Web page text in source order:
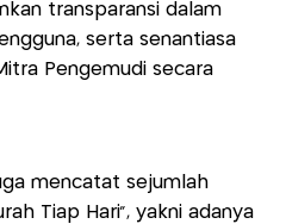
transparansi dalam
serta senantiasa
Pengemudi secara
mencatat sejumlah
Tiap Hari”, yakni adanya